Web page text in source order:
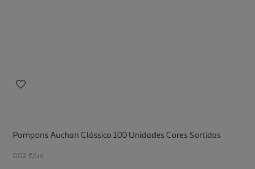
Pompons Auchan Clássico 100 Unidades Cores Sortidas
0.02 €/un